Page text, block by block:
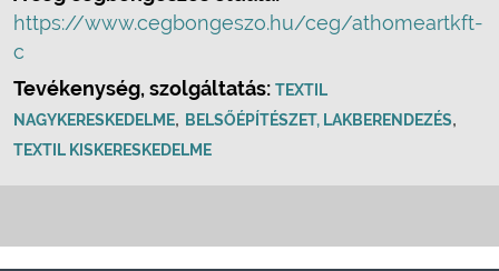
https://www.cegbongeszo.hu/ceg/athomeartkft-
c
Tevékenység, szolgáltatás: TEXTIL
NAGYKERESKEDELME, BELSŐÉPÍTÉSZET, LAKBERENDEZÉS,
TEXTIL KISKERESKEDELME